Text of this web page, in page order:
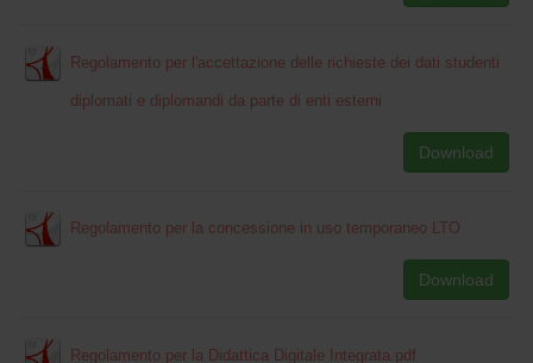
Regolamento per l'accettazione delle richieste dei dati studenti
diplomati e diplomandi da parte di enti esterni
Download
Regolamento per la concessione in uso temporaneo LTO
Download
Regolamento per la Didattica Digitale Integrata.pdf